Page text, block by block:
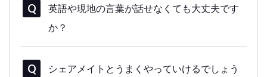
英語や現地の言葉が話せなくても大丈夫です
か？
シェアメイトとうまくやっていけるでしょう